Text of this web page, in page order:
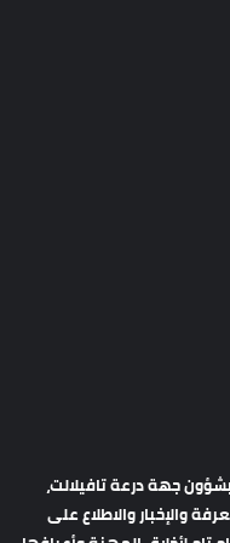
بشؤون جهة درعة تافيلالت،
والإخبار والاطلاع على